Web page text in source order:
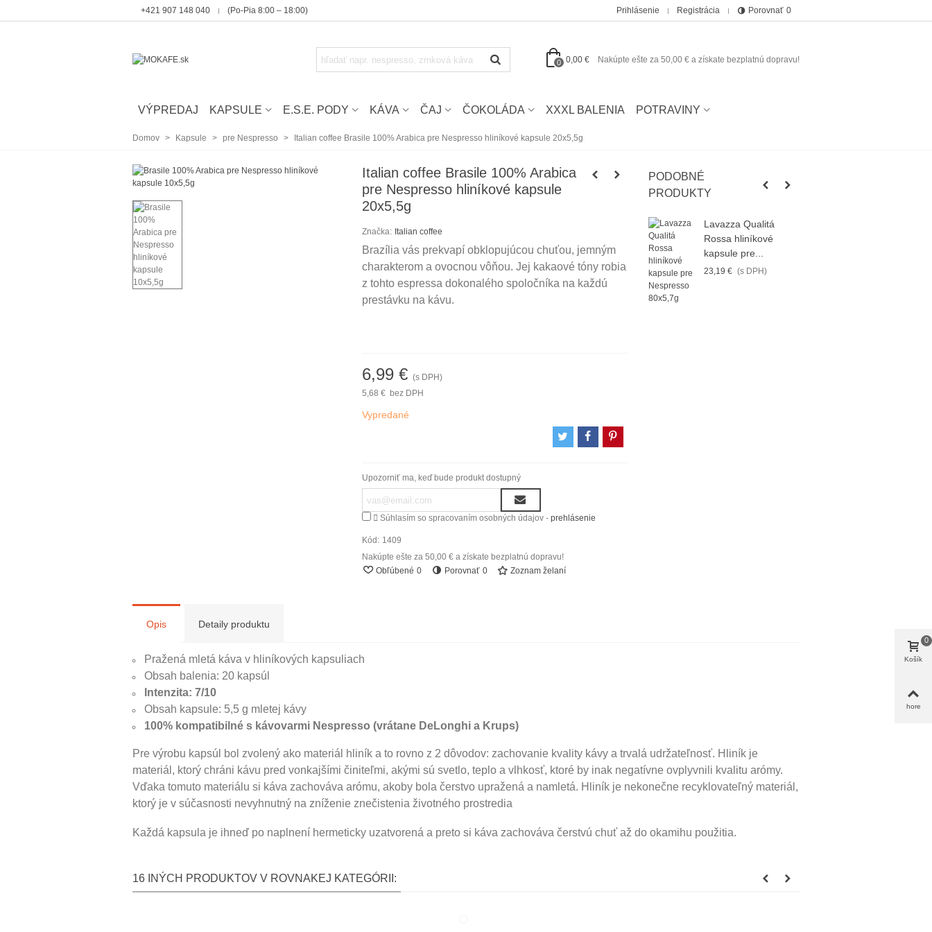
‭+421 907 148 040 (Po-Pia 8:00 – 18:00) Prihlásenie Registrácia Porovnať 0
0 0,00 € Nakúpte ešte za 50,00 € a získate bezplatnú dopravu!
VÝPREDAJ KAPSULE E.S.E. PODY KÁVA ČAJ ČOKOLÁDA XXXL BALENIA POTRAVINY
Domov > Kapsule > pre Nespresso > Italian coffee Brasile 100% Arabica pre Nespresso hliníkové kapsule 20x5,5g
Italian coffee Brasile 100% Arabica
pre Nespresso hliníkové kapsule
20x5,5g
Značka: Italian coffee
Brazília vás prekvapí obklopujúcou chuťou, jemným
charakterom a ovocnou vôňou. Jej kakaové tóny robia
z tohto espressa dokonalého spoločníka na každú
prestávku na kávu.
6,99 € (s DPH)
5,68 €bez DPH
Vypredané
Upozorniť ma, keď bude produkt dostupný
 Súhlasím so spracovaním osobných údajov - prehlásenie
Kód: 1409
Nakúpte ešte za 50,00 €a získate bezplatnú dopravu!
Obľúbené 0 Porovnať 0 Zoznam želaní
PODOBNÉ
PRODUKTY
Lavazza Qualitá
Rossa hliníkové
kapsule pre...
23,19 € (s DPH)
Opis Detaily produktu
Pražená mletá káva v hliníkových kapsuliach
Obsah balenia: 20 kapsúl
Intenzita: 7/10
Obsah kapsule: 5,5 g mletej kávy
100% kompatibilné s kávovarmi Nespresso (vrátane DeLonghi a Krups)
Pre výrobu kapsúl bol zvolený ako materiál hliník a to rovno z 2 dôvodov: zachovanie kvality kávy a trvalá udržateľnosť. Hliník je
materiál, ktorý chráni kávu pred vonkajšími činiteľmi, akými sú svetlo, teplo a vlhkosť, ktoré by inak negatívne ovplyvnili kvalitu arómy.
Vďaka tomuto materiálu si káva zachováva arómu, akoby bola čerstvo upražená a namletá. Hliník je nekonečne recyklovateľný materiál,
ktorý je v súčasnosti nevyhnutný na zníženie znečistenia životného prostredia
Každá kapsula je ihneď po naplnení hermeticky uzatvorená a preto si káva zachováva čerstvú chuť až do okamihu použitia.
16 INÝCH PRODUKTOV V ROVNAKEJ KATEGÓRII:
Košík
0
hore